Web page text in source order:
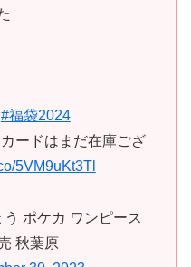
#福袋2024
ードはまだ在庫ござ
5VM9uKt3Tl
ポケカ ワンピース
秋葉原